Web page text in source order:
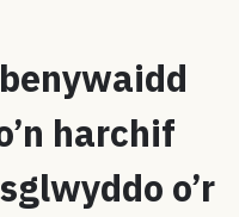
harchif
o’r